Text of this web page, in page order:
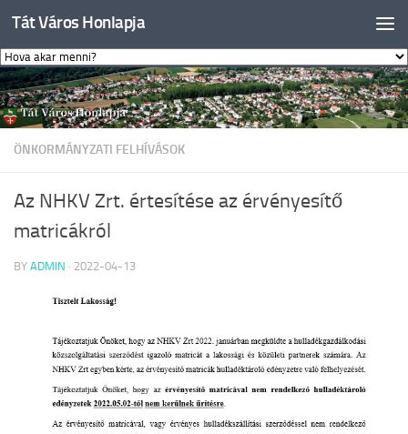
Skip to content
Tát Város Honlapja
ÖNKORMÁNYZATI FELHÍVÁSOK
Az NHKV Zrt. értesítése az érvényesítő
matricákról
BY ADMIN · 2022-04-13